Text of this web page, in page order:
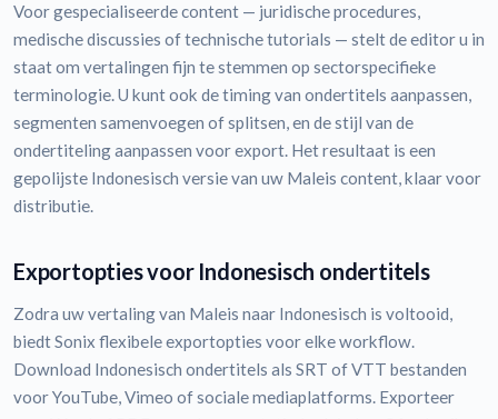
Voor gespecialiseerde content — juridische procedures,
medische discussies of technische tutorials — stelt de editor u in
staat om vertalingen fijn te stemmen op sectorspecifieke
terminologie. U kunt ook de timing van ondertitels aanpassen,
segmenten samenvoegen of splitsen, en de stijl van de
ondertiteling aanpassen voor export. Het resultaat is een
gepolijste Indonesisch versie van uw Maleis content, klaar voor
distributie.
Exportopties voor Indonesisch ondertitels
Zodra uw vertaling van Maleis naar Indonesisch is voltooid,
biedt Sonix flexibele exportopties voor elke workflow.
Download Indonesisch ondertitels als SRT of VTT bestanden
voor YouTube, Vimeo of sociale mediaplatforms. Exporteer